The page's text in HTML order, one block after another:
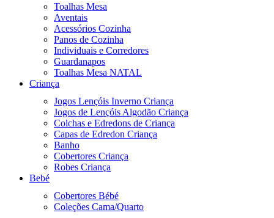
Toalhas Mesa
Aventais
Acessórios Cozinha
Panos de Cozinha
Individuais e Corredores
Guardanapos
Toalhas Mesa NATAL
Criança
Jogos Lençóis Inverno Criança
Jogos de Lençóis Algodão Criança
Colchas e Edredons de Criança
Capas de Edredon Criança
Banho
Cobertores Criança
Robes Criança
Bebé
Cobertores Bébé
Coleções Cama/Quarto